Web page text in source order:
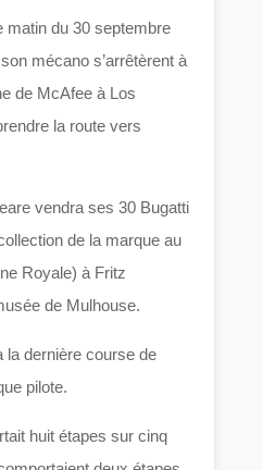
matin du 30 septembre
mécano s’arrêtèrent à
de McAfee à Los
la route vers
vendra ses 30 Bugatti
de la marque au
Royale) à Fritz
de Mulhouse.
la dernière course de
pilote.
huit étapes sur cinq